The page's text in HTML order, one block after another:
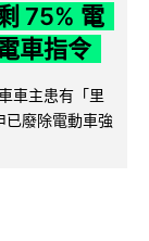
75% 電
車指令
車主患有「里
廢除電動車強